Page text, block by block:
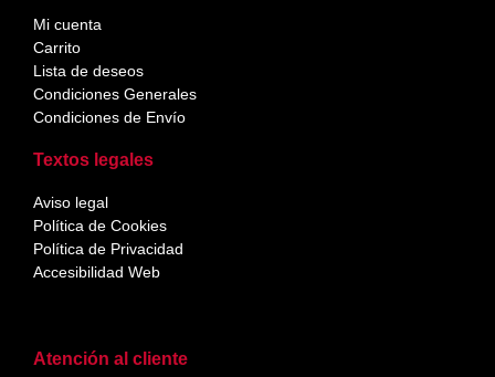
Atención al cliente
Mi cuenta
Carrito
Lista de deseos
Condiciones Generales
Condiciones de Envío
Textos legales
Aviso legal
Política de Cookies
Política de Privacidad
Accesibilidad Web